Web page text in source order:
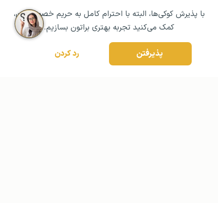
با پذیرش کوکی‌ها، البته با احترام کامل به حریم خصوصیتون،
کمک می‌کنید تجربه بهتری براتون بسازیم.
پذیرفتن رد کردن
مشــاوره اولیه رایگان: ۰۲۱ ۴۳۰۰۰ ۰۲۱ رزرو مشاوره تخصصی